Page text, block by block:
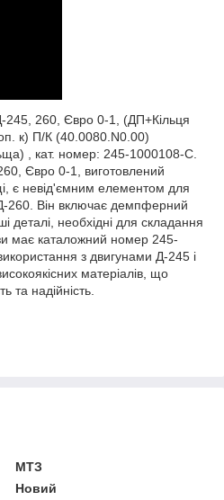
245, 260, Євро 0-1, (ДП+Кільця
к) П/К (40.0080.N0.00)
, кат. номер: 245-1000108-С.
Євро 0-1, виготовлений
є невід'ємним елементом для
260. Він включає демпферний
деталі, необхідні для складання
має каталожний номер 245-
з двигунами Д-245 і
матеріалів, що
та надійність.
МТЗ
Новий